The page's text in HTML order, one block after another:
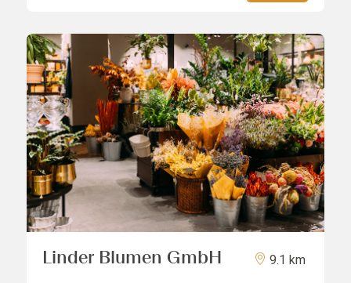
Linder Blumen GmbH 9.1 km